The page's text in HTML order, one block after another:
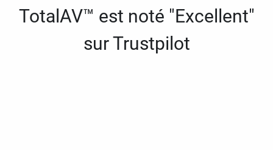
TotalAV™ est noté "Excellent"
sur Trustpilot